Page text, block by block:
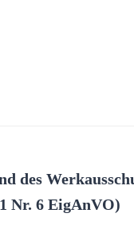
Nr. 6 EigAnVO)